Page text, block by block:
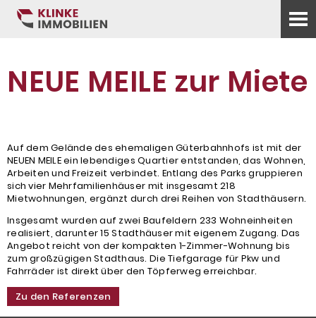
NEUE MEILE zur Miete
Auf dem Gelände des ehemaligen Güterbahnhofs ist mit der
NEUEN MEILE ein lebendiges Quartier entstanden, das Wohnen,
Arbeiten und Freizeit verbindet. Entlang des Parks gruppieren
sich vier Mehrfamilienhäuser mit insgesamt 218
Mietwohnungen, ergänzt durch drei Reihen von Stadthäusern.
Insgesamt wurden auf zwei Baufeldern 233 Wohneinheiten
realisiert, darunter 15 Stadthäuser mit eigenem Zugang. Das
Angebot reicht von der kompakten 1-Zimmer-Wohnung bis
zum großzügigen Stadthaus. Die Tiefgarage für Pkw und
Fahrräder ist direkt über den Töpferweg erreichbar.
Zu den Referenzen